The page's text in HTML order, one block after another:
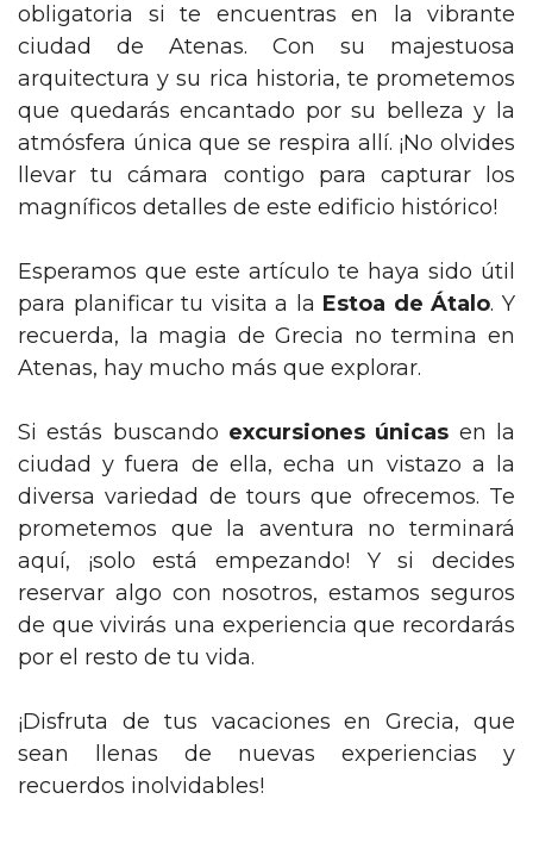
obligatoria si te encuentras en la vibrante
ciudad de Atenas. Con su majestuosa
arquitectura y su rica historia, te prometemos
que quedarás encantado por su belleza y la
atmósfera única que se respira allí. ¡No olvides
llevar tu cámara contigo para capturar los
magníficos detalles de este edificio histórico!
Esperamos que este artículo te haya sido útil
para planificar tu visita a la Estoa de Átalo. Y
recuerda, la magia de Grecia no termina en
Atenas, hay mucho más que explorar.
Si estás buscando excursiones únicas en la
ciudad y fuera de ella, echa un vistazo a la
diversa variedad de tours que ofrecemos. Te
prometemos que la aventura no terminará
aquí, ¡solo está empezando! Y si decides
reservar algo con nosotros, estamos seguros
de que vivirás una experiencia que recordarás
por el resto de tu vida.
¡Disfruta de tus vacaciones en Grecia, que
sean llenas de nuevas experiencias y
recuerdos inolvidables!